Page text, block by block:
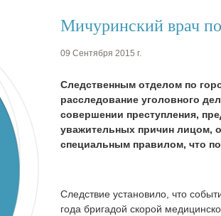
Мичуринский врач
09 Сентября 2015 г.
Следственным отделом по
расследование уголовного
совершении преступления,
уважительных причин лицом,
специальным правилом, что
Следствие установило, что
года бригадой скорой